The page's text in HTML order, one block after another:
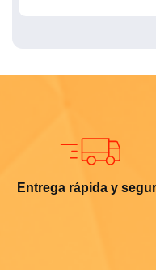
Entrega rápida y